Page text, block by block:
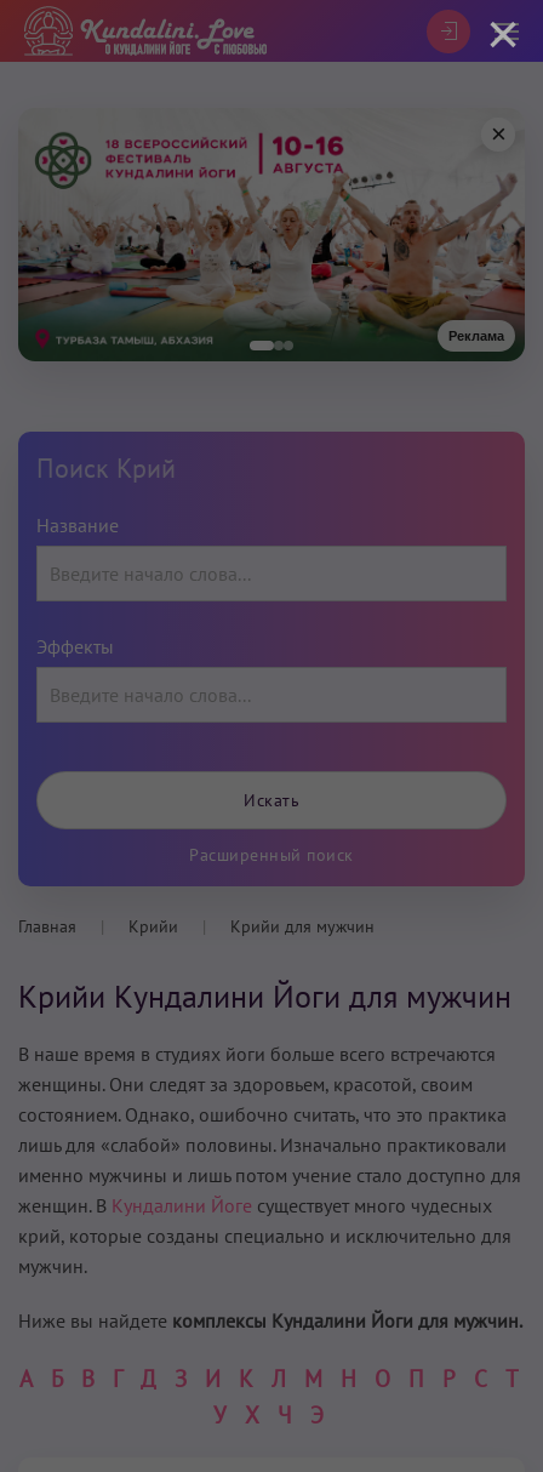
Реклама
×
Поиск Крий
Название
Эффекты
Расширенный поиск
Главная Крийи Крийи для мужчин
Крийи Кундалини Йоги для мужчин
В наше время в студиях йоги больше всего встречаются
женщины. Они следят за здоровьем, красотой, своим
состоянием. Однако, ошибочно считать, что это практика
лишь для «слабой» половины. Изначально практиковали
именно мужчины и лишь потом учение стало доступно для
женщин. В Кундалини Йоге существует много чудесных
крий, которые созданы специально и исключительно для
мужчин.
Ниже вы найдете комплексы Кундалини Йоги для мужчин.
А Б В Г Д З И К Л М Н О П Р С Т
У Х Ч Э
×